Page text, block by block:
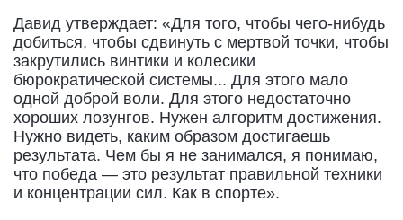
Давид утверждает: «Для того, чтобы чего-нибудь
добиться, чтобы сдвинуть с мертвой точки, чтобы
закрутились винтики и колесики
бюрократической системы... Для этого мало
одной доброй воли. Для этого недостаточно
хороших лозунгов. Нужен алгоритм достижения.
Нужно видеть, каким образом достигаешь
результата. Чем бы я не занимался, я понимаю,
что победа — это результат правильной техники
и концентрации сил. Как в спорте».